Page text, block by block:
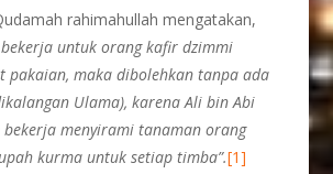
rahimahullah mengatakan,
bekerja untuk orang kafir dzimmi
pakaian, maka dibolehkan tanpa ada
Ulama), karena Ali bin Abi
bekerja menyirami tanaman orang
kurma untuk setiap timba”.[1]